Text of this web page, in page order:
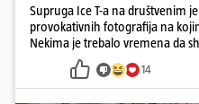
Supruga Ice T-a na društvenim
provokativnih fotografija na
Nekima je trebalo vremena da
14